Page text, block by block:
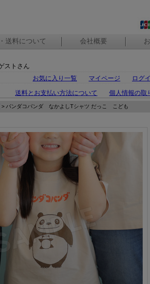
送料について 会社概要
ストさん
お気に入り一覧
マイページ ログ
送料とお支払い方法について
個人情報の取
> パンダコパンダ なかよしTシャツ だっこ こども